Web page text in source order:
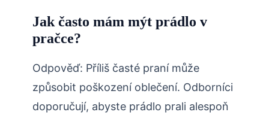
Jak často mám mýt prádlo v
pračce?
Odpověď: Příliš časté praní může
způsobit poškození oblečení. Odborníci
doporučují, abyste prádlo prali alespoň